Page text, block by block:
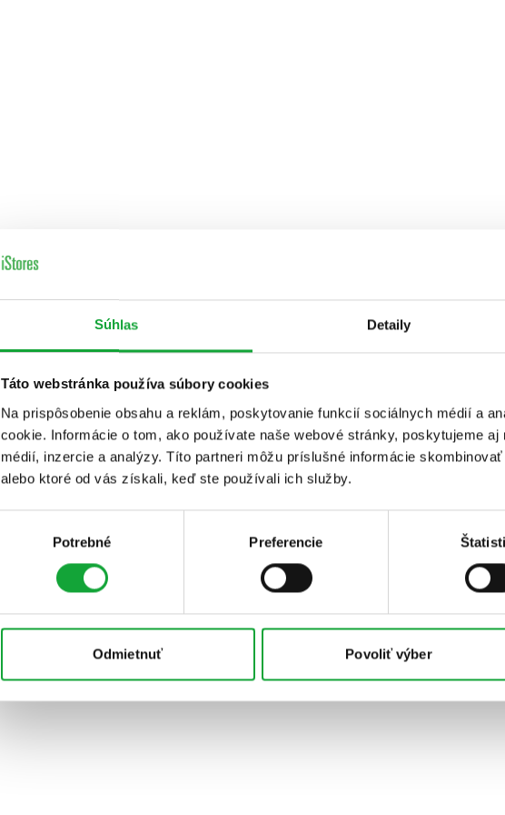
Súhlas Detaily
Táto webstránka používa súbory cookies
Na prispôsobenie obsahu a reklám, poskytovanie funkcií sociálnych médií a
cookie. Informácie o tom, ako používate naše webové stránky, poskytujeme
médií, inzercie a analýzy. Títo partneri môžu príslušné informácie
alebo ktoré od vás získali, keď ste používali ich služby.
Potrebné Preferencie
Odmietnuť Povoliť výber